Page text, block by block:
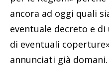
ancora ad oggi quali
eventuale decreto e
di eventuali
annunciati già